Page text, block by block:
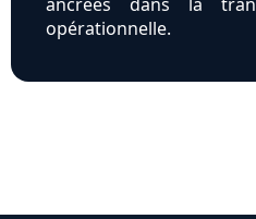
opérationnelle.